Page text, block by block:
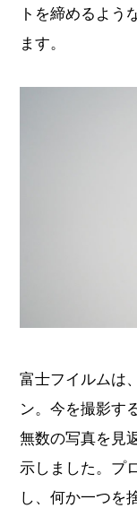
トを締めるよう
ます。
富士フイルムは
ン。今を撮影す
無数の写真を見
示しました。プ
し、何か一つを